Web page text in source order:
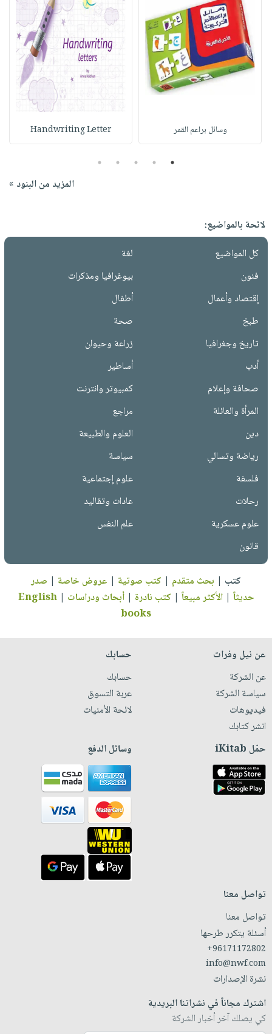
وسائل براعم القمر Handwriting Letter
1
2
3
4
5
المزيد من البنود »
لائحة بالمواضيع:
كل المواضيع
لغة
فنون
بيوغرافيا ومذكرات
إقتصاد وأعمال
أطفال
طبخ
صحة
تاريخ وجغرافيا
زراعة وحيوان
أدب
أساطير
صحافة وإعلام
كمبيوتر وانترنت
المرأة والعائلة
مراجع
دين
العلوم والطبيعة
رياضة وتسالي
سياسة
فلسفة
علوم إجتماعية
رحلات
عادات وتقاليد
علوم عسكرية
علم النفس
قانون
كتب | بحث متقدم | كتب صوتية | عروض خاصة | صدر
حديثاً |الأكثر مبيعاً | كتب نادرة |أبحاث ودراسات |
English
books
عن نيل وفرات
عن الشركة
سياسة الشركة
فيديوهات
انشر كتابك
حسابك
حسابك
عربة التسوق
لائحة الأمنيات
حمّل iKitab وسائل الدفع
تواصل معنا
تواصل معنا
أسئلة يتكرر طرحها
+96171172802
info@nwf.com
نشرة الإصدارات
اشترك مجاناً في نشراتنا البريدية
كي يصلك آخر أخبار الشركة